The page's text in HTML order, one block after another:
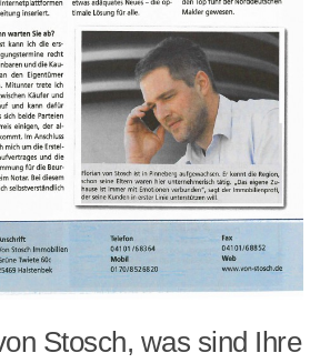
Stosch, was sind Ihre